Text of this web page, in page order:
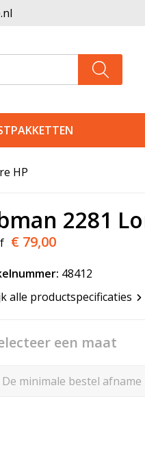
HP
2281
€ 79,00
48412
alle productspecificaties
een maat
De minimale bestel afname